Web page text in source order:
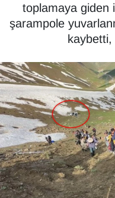
toplamaya giden
şarampole
kaybetti,
Deprem
Diğer
DÜNYA
EĞİTİM
EKONOMİ
Son Dakika